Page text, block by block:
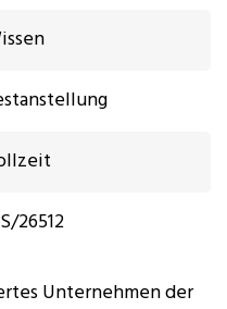
26512
Unternehmen der